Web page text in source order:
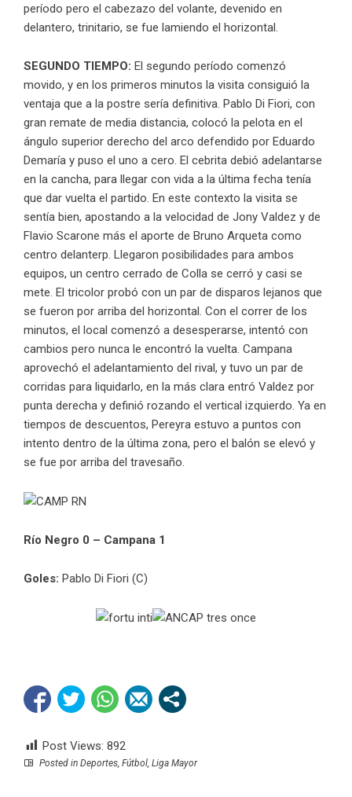
período pero el cabezazo del volante, devenido en
delantero, trinitario, se fue lamiendo el horizontal.
SEGUNDO TIEMPO: El segundo período comenzó
movido, y en los primeros minutos la visita consiguió la
ventaja que a la postre sería definitiva. Pablo Di Fiori, con
gran remate de media distancia, colocó la pelota en el
ángulo superior derecho del arco defendido por Eduardo
Demaría y puso el uno a cero. El cebrita debió adelantarse
en la cancha, para llegar con vida a la última fecha tenía
que dar vuelta el partido. En este contexto la visita se
sentía bien, apostando a la velocidad de Jony Valdez y de
Flavio Scarone más el aporte de Bruno Arqueta como
centro delanterp. Llegaron posibilidades para ambos
equipos, un centro cerrado de Colla se cerró y casi se
mete. El tricolor probó con un par de disparos lejanos que
se fueron por arriba del horizontal. Con el correr de los
minutos, el local comenzó a desesperarse, intentó con
cambios pero nunca le encontró la vuelta. Campana
aprovechó el adelantamiento del rival, y tuvo un par de
corridas para liquidarlo, en la más clara entró Valdez por
punta derecha y definió rozando el vertical izquierdo. Ya en
tiempos de descuentos, Pereyra estuvo a puntos con
intento dentro de la última zona, pero el balón se elevó y
se fue por arriba del travesaño.
Río Negro 0 – Campana 1
Goles: Pablo Di Fiori (C)
Post Views: 892
Posted in Deportes Fútbol Liga Mayor